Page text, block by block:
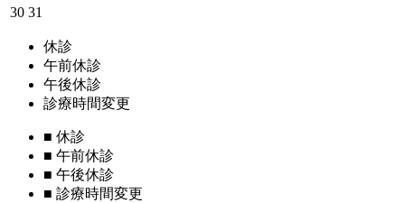
30 31
休診
午前休診
午後休診
診療時間変更
■ 休診
■ 午前休診
■ 午後休診
■ 診療時間変更